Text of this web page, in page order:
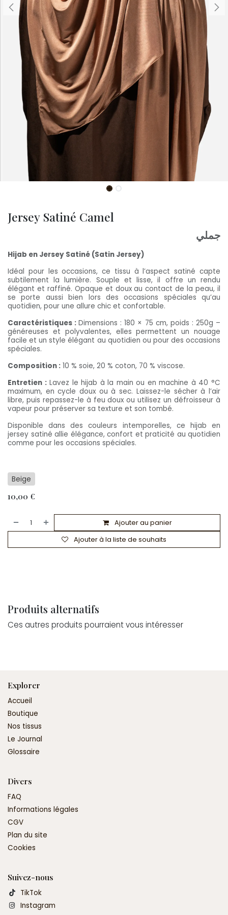
Jersey Satiné Camel
جملي
Hijab en Jersey Satiné (Satin Jersey)
Idéal pour les occasions, ce tissu à l’aspect satiné capte
subtilement la lumière. Souple et lisse, il offre un rendu
élégant et raffiné. Opaque et doux au contact de la peau, il
se porte aussi bien lors des occasions spéciales qu’au
quotidien, pour une allure chic et confortable.
Caractéristiques :Dimensions : 180 × 75 cm, poids : 250g –
généreuses et polyvalentes, elles permettent un nouage
facile et un style élégant au quotidien ou pour des occasions
spéciales.
Composition : 10 % soie, 20 % coton, 70 % viscose.
Entretien :Lavez le hijab à la main ou en machine à 40 °C
maximum, en cycle doux ou à sec. Laissez-le sécher à l’air
libre, puis repassez-le à feu doux ou utilisez un défroisseur à
vapeur pour préserver sa texture et son tombé.
Disponible dans des couleurs intemporelles, ce hijab en
jersey satiné allie élégance, confort et praticité au quotidien
comme pour les occasions spéciales.
Beige
10,00 €
Ajouter au panier
Ajouter à la liste de souhaits
Produits alternatifs
Ces autres produits pourraient vous intéresser
Explorer
Accueil
Boutique
Nos tissus
Le Journal
Glossaire
Divers
FAQ
Informations légales
CGV
Plan du site
Cookies
Suivez-nous
TikTok
Instagram